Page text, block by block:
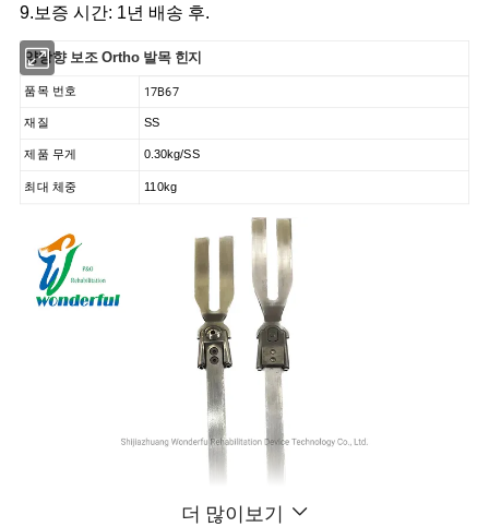
9.보증 시간: 1년 배송 후.
양방향 보조 Ortho 발목 힌지
품목 번호 17B67
재질 SS
제품 무게 0.30kg/SS
최대 체중 110kg
더 많이보기